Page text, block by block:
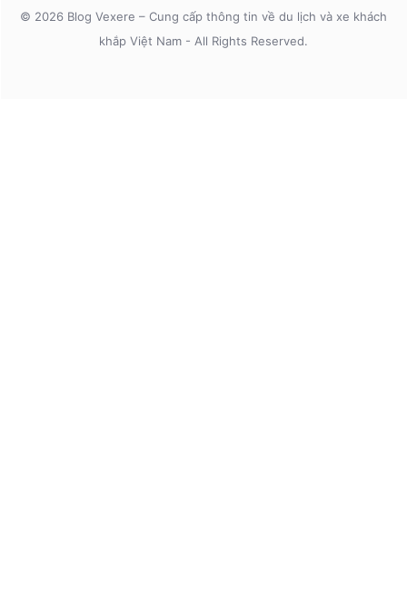
© 2026 Blog Vexere – Cung cấp thông tin về du lịch và xe khách
khắp Việt Nam - All Rights Reserved.